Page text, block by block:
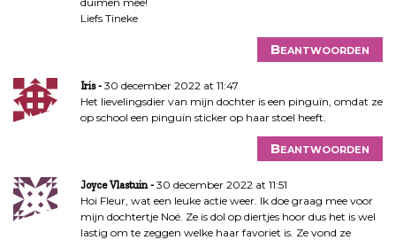
Liefs Tineke
Beantwoorden
Iris
30 december 2022 at 11:47
Het lievelingsdier van mijn dochter is een pinguïn, omdat ze
op school een pinguïn sticker op haar stoel heeft.
Beantwoorden
Joyce Vlastuin
30 december 2022 at 11:51
Hoi Fleur, wat een leuke actie weer. Ik doe graag mee voor
mijn dochtertje Noé. Ze is dol op diertjes hoor dus het is wel
lastig om te zeggen welke haar favoriet is. Ze vond ze